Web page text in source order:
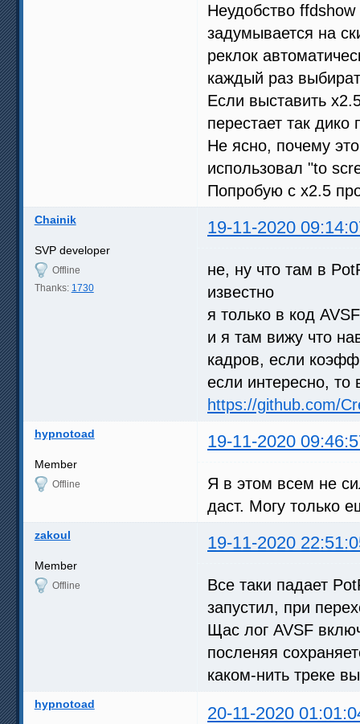
Неудобство
задумывается на
реклок
каждый раз
Если выставить
перестает так дико
Не ясно, почему
использовал "to
Попробую с х2.5
Chainik 19-11-2020
SVP developer
Offline
Thanks: 1730
не, ну что там в
известно
я только в код
и я там вижу что
кадров, если
если интересно, то
https://github.com/
hypnotoad 19-11-2020
Member
Offline
Я в этом всем не
даст. Могу только
zakoul 19-11-2020
Member
Offline
Все таки падает
запустил, при
Щас лог AVSF
посленяя
каком-нить треке
hypnotoad 20-11-2020